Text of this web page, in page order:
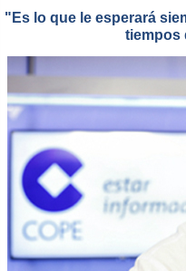
"Es lo que le esperará